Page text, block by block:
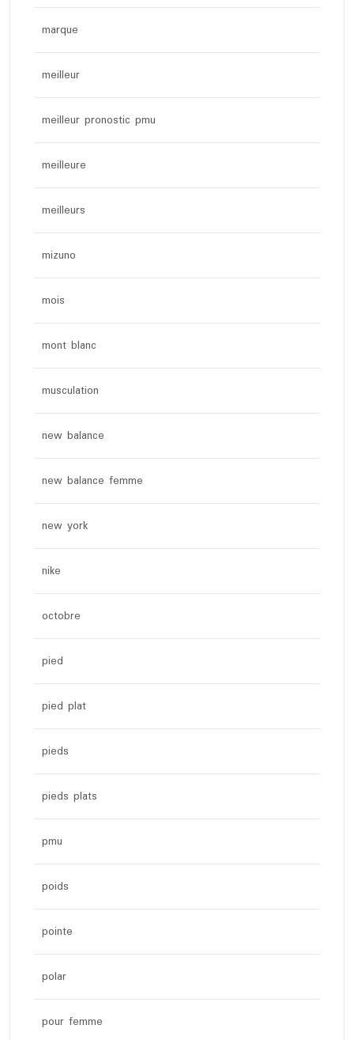
marque
meilleur
meilleur pronostic pmu
meilleure
meilleurs
mizuno
mois
mont blanc
musculation
new balance
new balance femme
new york
nike
octobre
pied
pied plat
pieds
pieds plats
pmu
poids
pointe
polar
pour femme